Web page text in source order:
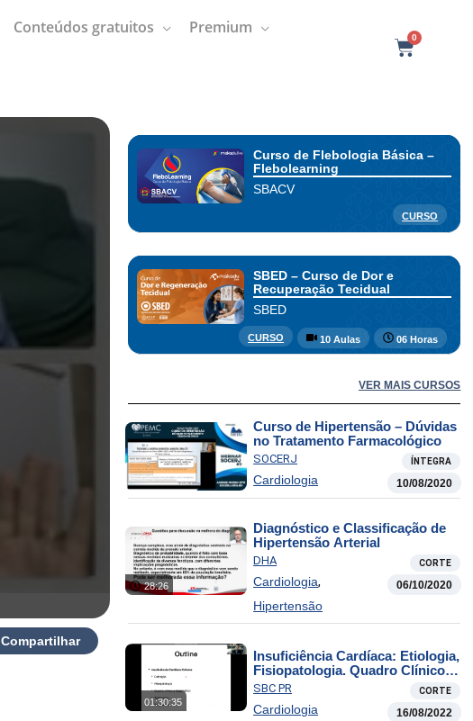
Conteúdos gratuitos Premium
0C
Compartilhar
Curso de Flebologia Básica –
Flebolearning
SBACV
CURSO
SBED – Curso de Dor e
Recuperação Tecidual
SBED
CURSO 10 Aulas 06 Horas
VER MAIS CURSOS
Curso de Hipertensão – Dúvidas
no Tratamento Farmacológico
SOCERJ ÍNTEGRA
Cardiologia 10/08/2020
28:26
Diagnóstico e Classificação de
Hipertensão Arterial
DHA CORTE
Cardiologia,
Hipertensão
06/10/2020
01:30:35
Insuficiência Cardíaca: Etiologia,
Fisiopatologia. Quadro Clínico,
Diagnóstico e Tratamento
SBC PR CORTE
Cardiologia 16/08/2022